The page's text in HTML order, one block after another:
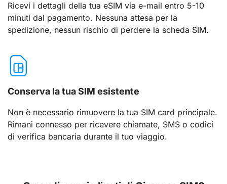
Ricevi i dettagli della tua eSIM via e-mail entro 5-10
minuti dal pagamento. Nessuna attesa per la
spedizione, nessun rischio di perdere la scheda SIM.
Conserva la tua SIM esistente
Non è necessario rimuovere la tua SIM card principale.
Rimani connesso per ricevere chiamate, SMS o codici
di verifica bancaria durante il tuo viaggio.